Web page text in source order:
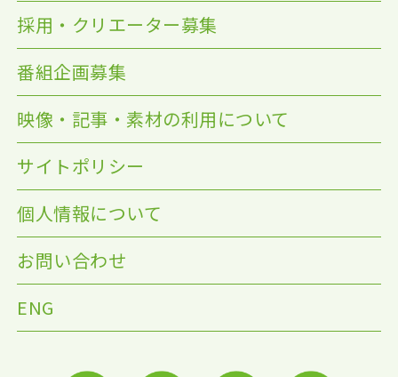
採用・クリエーター募集
番組企画募集
映像・記事・素材の利用について
サイトポリシー
個人情報について
お問い合わせ
ENG